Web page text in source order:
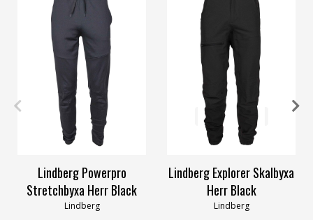
M XXL
Lindberg Powerpro
Stretchbyxa Herr Black
Lindberg
L XL XXL
Lindberg Explorer Skalbyxa
Herr Black
Lindberg